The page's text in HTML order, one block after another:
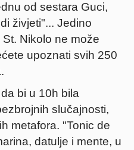
od sestara Guci,
živjeti"... Jedino
Nikolo ne može
upoznati svih 250
bi u 10h bila
slučajnosti,
metafora. "Tonic de
datulje i mente, u